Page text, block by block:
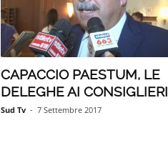
CAPACCIO PAESTUM, LE
DELEGHE AI CONSIGLIERI
Sud Tv - 7 Settembre 2017